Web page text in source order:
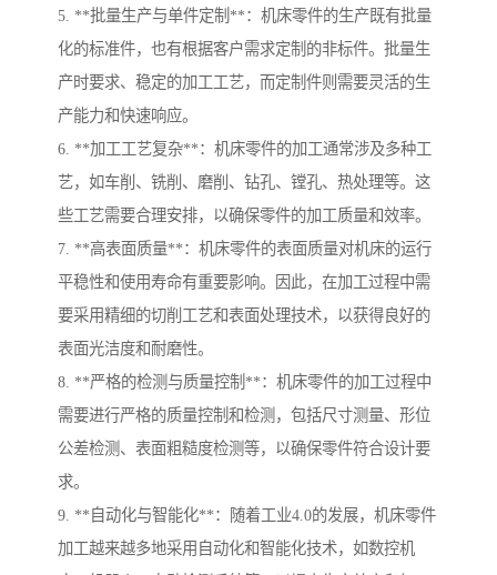
5. **批量生产与单件定制**：机床零件的生产既有批量
化的标准件，也有根据客户需求定制的非标件。批量生
产时要求、稳定的加工工艺，而定制件则需要灵活的生
产能力和快速响应。
6. **加工工艺复杂**：机床零件的加工通常涉及多种工
艺，如车削、铣削、磨削、钻孔、镗孔、热处理等。这
些工艺需要合理安排，以确保零件的加工质量和效率。
7. **高表面质量**：机床零件的表面质量对机床的运行
平稳性和使用寿命有重要影响。因此，在加工过程中需
要采用精细的切削工艺和表面处理技术，以获得良好的
表面光洁度和耐磨性。
8. **严格的检测与质量控制**：机床零件的加工过程中
需要进行严格的质量控制和检测，包括尺寸测量、形位
公差检测、表面粗糙度检测等，以确保零件符合设计要
求。
9. **自动化与智能化**：随着工业4.0的发展，机床零件
加工越来越多地采用自动化和智能化技术，如数控机